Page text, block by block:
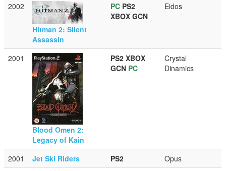
2002
Hitman 2: Silent
Assassin
PC PS2
XBOX GCN
Eidos
2001
Blood Omen 2:
Legacy of Kain
PS2 XBOX
GCN PC
Crystal
Dinamics
2001 Jet Ski Riders PS2
Opus